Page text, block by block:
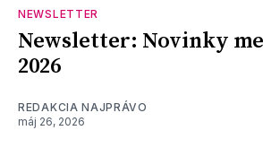
NEWSLETTER
Newsletter: Novinky
2026
REDAKCIA NAJPRÁVO
máj 26, 2026